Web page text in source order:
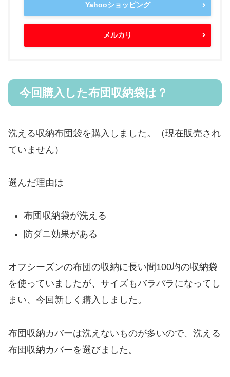
Yahooショッピング
メルカリ
今回購入した布団収納袋は？
洗える収納布団袋を購入しました。（現在販売され
ていません）
選んだ理由は
布団収納袋が洗える
防ダニ効果がある
オフシーズンの布団の収納に長い間100均の収納袋
を使っていましたが、サイズもバラバラになってし
まい、今回新しく購入しました。
布団収納カバーは洗えないものが多いので、洗える
布団収納カバーを選びました。